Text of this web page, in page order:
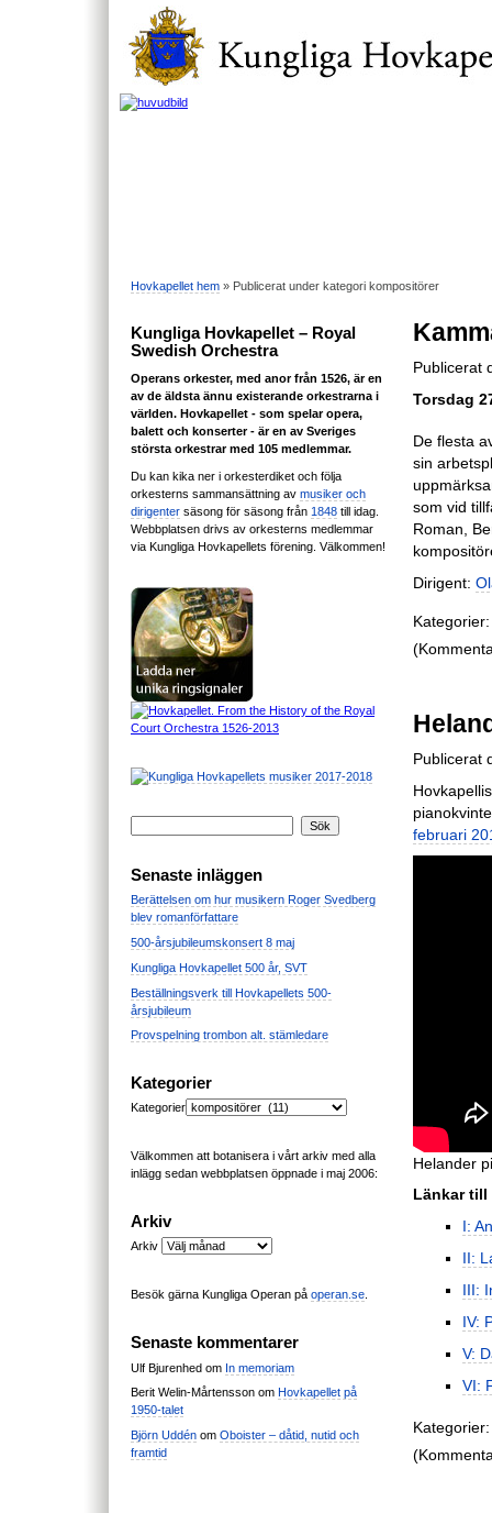
Hovkapellet hem » Publicerat under kategori kompositörer
Kungliga Hovkapellet – Royal
Swedish Orchestra
Operans orkester, med anor från 1526, är en
av de äldsta ännu existerande orkestrarna i
världen. Hovkapellet - som spelar opera,
balett och konserter - är en av Sveriges
största orkestrar med 105 medlemmar.
Du kan kika ner i orkesterdiket och följa
orkesterns sammansättning av musiker och
dirigenter säsong för säsong från 1848 till idag.
Webbplatsen drivs av orkesterns medlemmar
via Kungliga Hovkapellets förening. Välkommen!
Senaste inläggen
Berättelsen om hur musikern Roger Svedberg
blev romanförfattare
500-årsjubileumskonsert 8 maj
Kungliga Hovkapellet 500 år, SVT
Beställningsverk till Hovkapellets 500-
årsjubileum
Provspelning trombon alt. stämledare
Kategorier
Kategorier
Välkommen att botanisera i vårt arkiv med alla
inlägg sedan webbplatsen öppnade i maj 2006:
Arkiv
Arkiv
Besök gärna Kungliga Operan på operan.se
Senaste kommentarer
Ulf Bjurenhed om In memoriam
Berit Welin-Mårtensson om Hovkapellet på
1950-talet
Björn Uddén om Oboister – dåtid, nutid och
framtid
Publicerat
Torsdag
De flesta
sin
som vid
Roman,
Dirigent:
Kategorier:
Publicerat
februari
Helander
Länkar
I:
II:
III:
IV:
V:
VI:
Kategorier: